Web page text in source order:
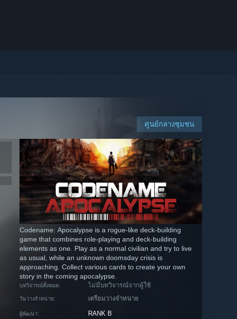
ศูนย์กลางชุมชน
Codename: Apocalypse is a rogue-like deck-building
game that combines role-playing and deck-building
elements as one. Play as a normal civilian and try to live
as usual, while an unknown doomsday crisis is
approaching. Collect various cards to create your own
story in the coming apocalypse.
บทวิจารณ์ทั้งหมด: ไม่มีบทวิจารณ์จากผู้ใช้
วันวางจำหน่าย: เตรียมวางจำหน่าย
ผู้พัฒนา: RANK B